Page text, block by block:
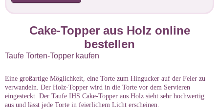
Cake-Topper aus Holz online
bestellen
Taufe Torten-Topper kaufen
Eine großartige Möglichkeit, eine Torte zum Hingucker auf der Feier zu
verwandeln. Der Holz-Topper wird in die Torte vor dem Servieren
eingesteckt. Der Taufe IHS Cake-Topper aus Holz sieht sehr hochwertig
aus und lässt jede Torte in feierlichem Licht erscheinen.